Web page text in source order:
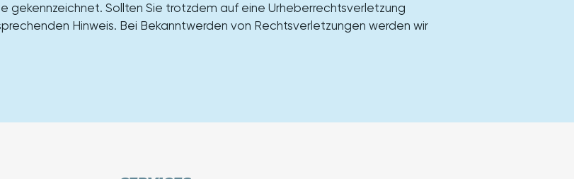
gekennzeichnet. Sollten Sie trotzdem auf eine Urheberrechtsverletzung
Hinweis. Bei Bekanntwerden von Rechtsverletzungen werden wir